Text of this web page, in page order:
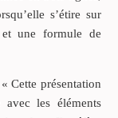
s’étire sur
une formule de
Cette présentation
les éléments